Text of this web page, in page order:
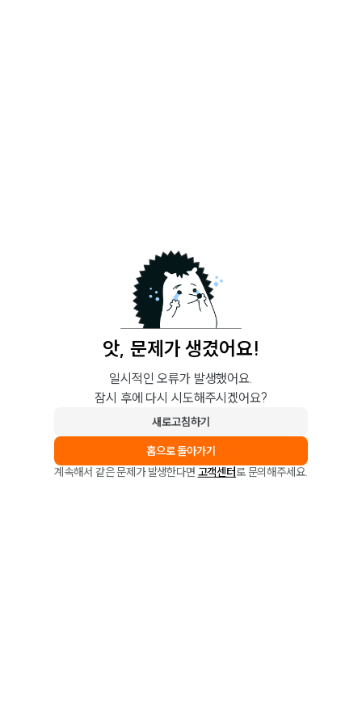
앗, 문제가 생겼어요!
일시적인 오류가 발생했어요.
잠시 후에 다시 시도해주시겠어요?
새로고침하기
홈으로 돌아가기
계속해서 같은 문제가 발생한다면 고객센터로 문의해주세요.